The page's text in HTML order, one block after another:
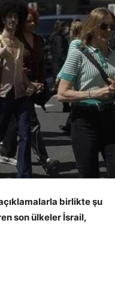
birlikte şu
son ülkeler İsrail,